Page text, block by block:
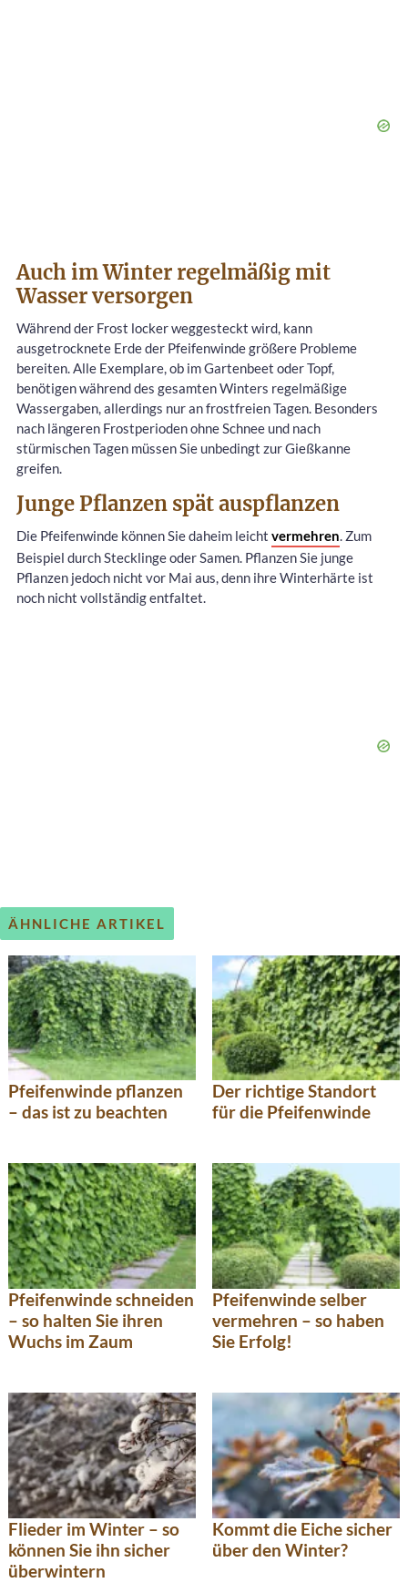
Auch im Winter regelmäßig mit
Wasser versorgen
Während der Frost locker weggesteckt wird, kann
ausgetrocknete Erde der Pfeifenwinde größere Probleme
bereiten. Alle Exemplare, ob im Gartenbeet oder Topf,
benötigen während des gesamten Winters regelmäßige
Wassergaben, allerdings nur an frostfreien Tagen. Besonders
nach längeren Frostperioden ohne Schnee und nach
stürmischen Tagen müssen Sie unbedingt zur Gießkanne
greifen.
Junge Pflanzen spät auspflanzen
Die Pfeifenwinde können Sie daheim leicht vermehren. Zum
Beispiel durch Stecklinge oder Samen. Pflanzen Sie junge
Pflanzen jedoch nicht vor Mai aus, denn ihre Winterhärte ist
noch nicht vollständig entfaltet.
ÄHNLICHE ARTIKEL
Pfeifenwinde pflanzen
– das ist zu beachten
Der richtige Standort
für die Pfeifenwinde
Pfeifenwinde schneiden
– so halten Sie ihren
Wuchs im Zaum
Pfeifenwinde selber
vermehren – so haben
Sie Erfolg!
Flieder im Winter – so
können Sie ihn sicher
überwintern
Kommt die Eiche sicher
über den Winter?